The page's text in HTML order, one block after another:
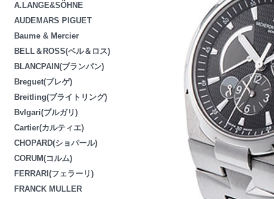
A.LANGE&SÖHNE
AUDEMARS PIGUET
Baume & Mercier
BELL＆ROSS(ベル＆ロス)
BLANCPAIN(ブランパン)
Breguet(ブレゲ)
Breitling(ブライトリング)
Bvlgari(ブルガリ)
Cartier(カルティエ)
CHOPARD(ショパール)
CORUM(コルム)
FERRARI(フェラーリ)
FRANCK MULLER